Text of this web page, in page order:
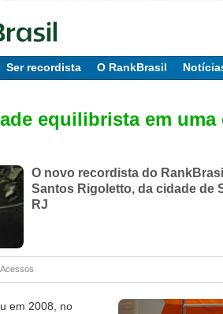
Ser recordista O RankBrasil
equilibrista em uma
O novo recordista do
Santos Rigoletto, da cidade de
RJ
em 2008, no